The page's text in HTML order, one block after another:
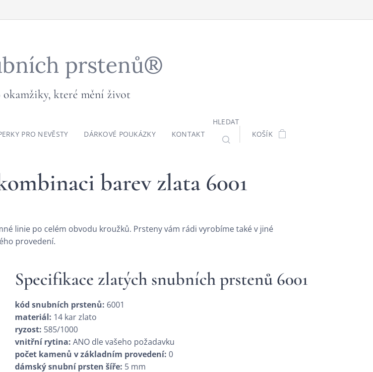
prstenů®
okamžiky, které mění život
PRO NEVĚSTY DÁRKOVÉ POUKÁZKY KONTAKT
HLEDAT
KOŠÍK
barev zlata 6001
linie po celém obvodu kroužků. Prsteny vám rádi vyrobíme také v jiné
provedení.
Specifikace zlatých snubních prstenů 6001
kód snubních prstenů: 6001
materiál: 14 kar zlato
ryzost: 585/1000
vnitřní rytina: ANO dle vašeho požadavku
počet kamenů v základním provedení: 0
dámský snubní prsten šíře: 5 mm